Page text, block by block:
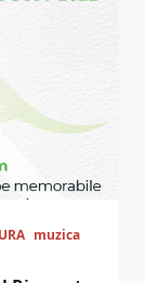
muzica